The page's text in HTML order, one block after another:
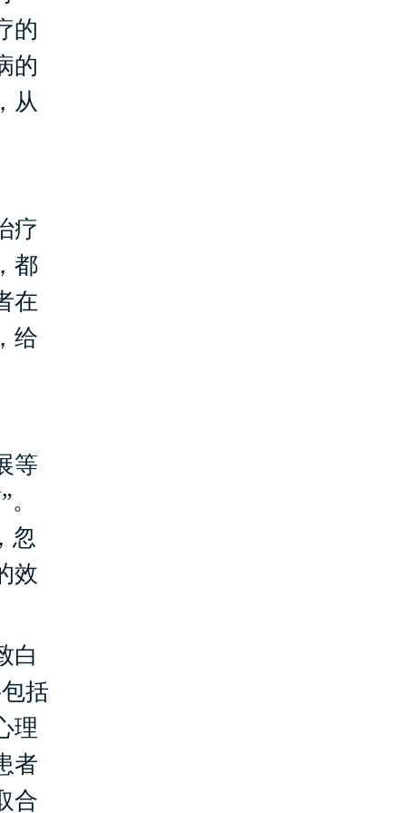
的
的
从
疗
都
在
给
等
忽
效
白
括
理
者
合